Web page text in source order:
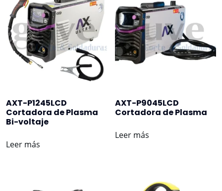
AXT-P1245LCD
Cortadora de Plasma
Bi-voltaje
Leer más
AXT-P9045LCD
Cortadora de Plasma
Leer más